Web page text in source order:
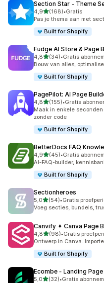
Section Star ‑ Theme
4,9van 5 sterren
(168)
168 recensies in totaal
•Gratis
Pas je thema aan met
Built for Shopify
Fudge AI Store & Page
4,8van 5 sterren
(34)
34 recensies in totaal
•Gratis
Bouw van alles,
Built for Shopify
PagePilot: AI Page
4,8van 5 sterren
(155)
155 recensies in totaal
•Gratis
Maak in enkele
zonder code
Built for Shopify
BetterDocs FAQ
4,9van 5 sterren
(45)
45 recensies in totaal
•Gratis
AI-FAQ-builder,
Built for Shopify
Sectionheroes
5,0van 5 sterren
(54)
54 recensies in totaal
•Gratis
Voeg secties, bundels,
Canvify ✦ Canva Page
4,8van 5 sterren
(98)
98 recensies in totaal
•Gratis
Ontwerp in Canva.
Built for Shopify
Ecombe ‑ Landing
5,0van 5 sterren
(32)•Gratis